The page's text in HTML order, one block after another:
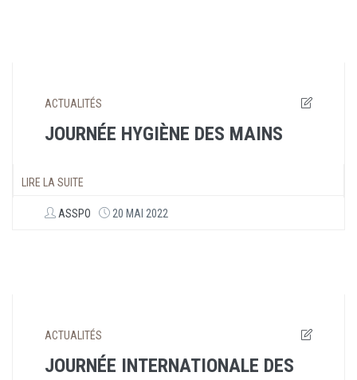
ACTUALITÉS
JOURNÉE HYGIÈNE DES MAINS
ASSPO 20 MAI 2022
LIRE LA SUITE
ACTUALITÉS
JOURNÉE INTERNATIONALE DES